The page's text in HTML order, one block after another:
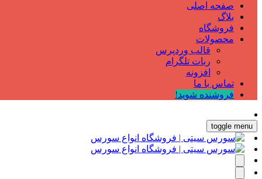
صفحه اصلی
بلاگ
فروشگاه
محصولات
قالب وردپرس
ربات تلگرام
افزونه
تماس با ما
فروشنده شوید!
toggle menu